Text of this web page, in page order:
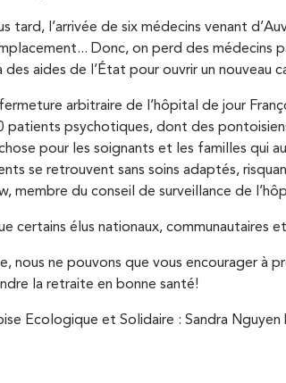
e
tard, l’arrivée de six médecins venant
Donc, on perd des médecins
aides de l’État pour ouvrir un nouveau
arbitraire de l’hôpital de jour
patients psychotiques, dont des
pour les soignants et les familles qui
se retrouvent sans soins adaptés,
membre du conseil de surveillance de
certains élus nationaux,
nous ne pouvons que vous encourager à
la retraite en bonne santé!
Ecologique et Solidaire : Sandra